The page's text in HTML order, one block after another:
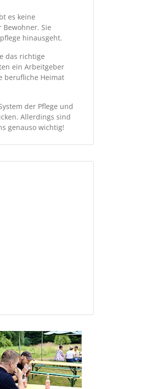
es keine
Sie
hinausgeht.
das richtige
ein Arbeitgeber
berufliche Heimat
der Pflege und
Allerdings sind
genauso wichtig!